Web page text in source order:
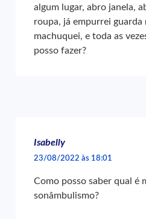
algum lugar, abro janela,
roupa, já empurrei guarda
machuquei, e toda as
posso fazer?
Isabelly
23/08/2022 às 18:01
Como posso saber qual é
sonâmbulismo?